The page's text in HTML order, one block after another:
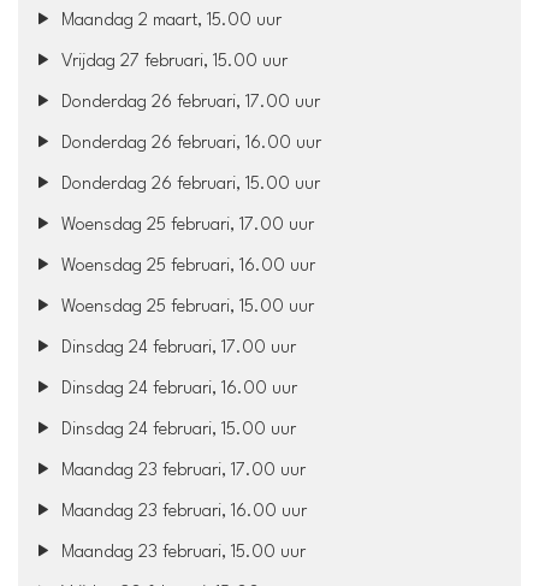
Maandag 2 maart, 15.00 uur
Vrijdag 27 februari, 15.00 uur
Donderdag 26 februari, 17.00 uur
Donderdag 26 februari, 16.00 uur
Donderdag 26 februari, 15.00 uur
Woensdag 25 februari, 17.00 uur
Woensdag 25 februari, 16.00 uur
Woensdag 25 februari, 15.00 uur
Dinsdag 24 februari, 17.00 uur
Dinsdag 24 februari, 16.00 uur
Dinsdag 24 februari, 15.00 uur
Maandag 23 februari, 17.00 uur
Maandag 23 februari, 16.00 uur
Maandag 23 februari, 15.00 uur